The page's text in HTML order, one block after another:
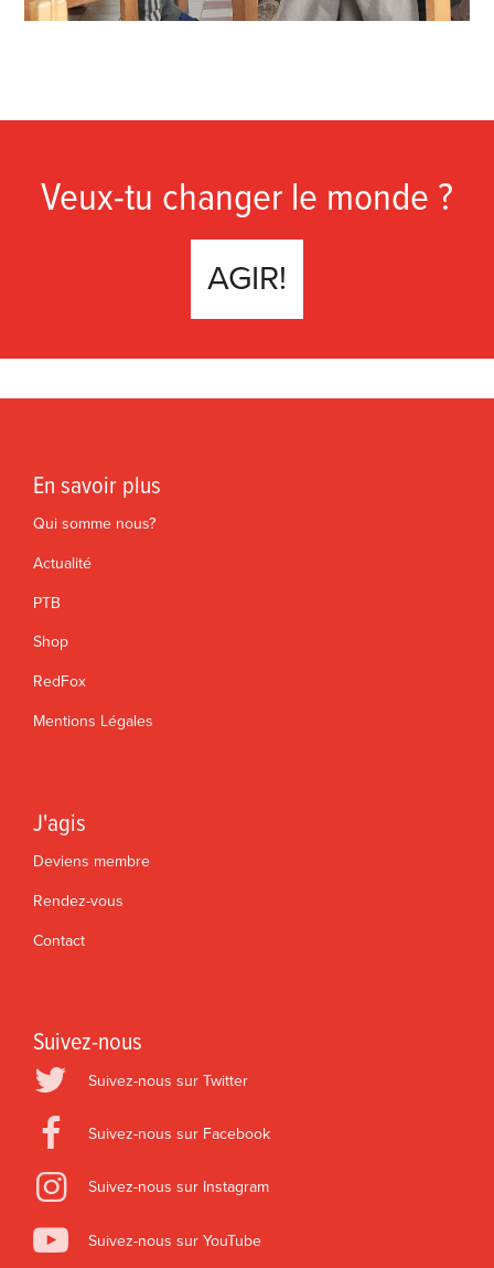
Veux-tu changer le monde ?
AGIR!
En savoir plus
Qui somme nous?
Actualité
PTB
Shop
RedFox
Mentions Légales
J'agis
Deviens membre
Rendez-vous
Contact
Suivez-nous
Suivez-nous sur Twitter
Suivez-nous sur Facebook
Suivez-nous sur Instagram
Suivez-nous sur YouTube